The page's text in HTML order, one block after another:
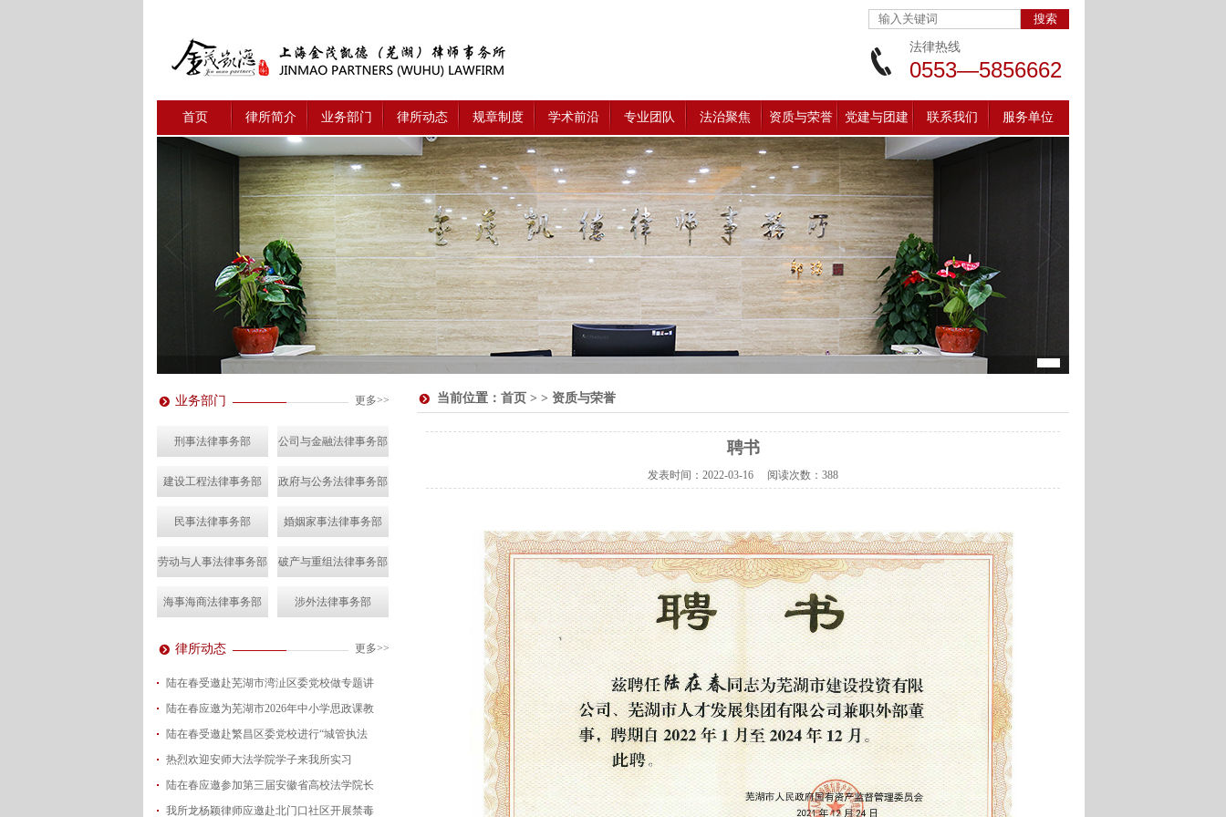
法律热线
0553—5856662
首页 律所简介 业务部门 律所动态 规章制度 学术前沿 专业团队 法治聚焦 资质与荣誉 党建与团建 联系我们 服务单位
业务部门 更多>>
刑事法律事务部 公司与金融法律事务部
建设工程法律事务部 政府与公务法律事务部
民事法律事务部 婚姻家事法律事务部
劳动与人事法律事务部 破产与重组法律事务部
海事海商法律事务部 涉外法律事务部
律所动态 更多>>
陆在春受邀赴芜湖市湾沚区委党校做专题讲
2026-08-04
陆在春应邀为芜湖市2026年中小学思政课教
2026-07-24
陆在春受邀赴繁昌区委党校进行“城管执法
2026-07-15
热烈欢迎安师大法学院学子来我所实习
2026-07-01
陆在春应邀参加第三届安徽省高校法学院长
2026-06-29
我所龙杨颖律师应邀赴北门口社区开展禁毒
当前位置： 首页 > > 资质与荣誉
聘书
发表时间： 2022-03-16 阅读次数： 388